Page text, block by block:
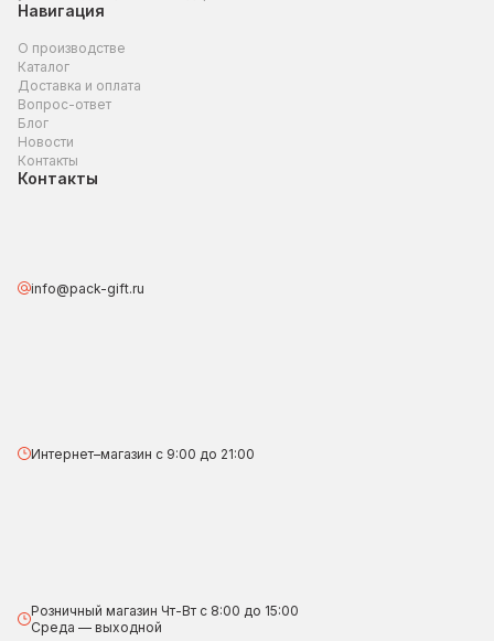
Навигация
О производстве
Каталог
Доставка и оплата
Вопрос-ответ
Блог
Новости
Контакты
Контакты
info@pack-gift.ru
Интернет–магазин с 9:00 до 21:00
Розничный магазин Чт-Вт с 8:00 до 15:00
Среда — выходной